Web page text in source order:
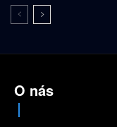
O nás